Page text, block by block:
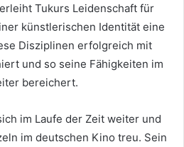
Tukurs Leidenschaft für
künstlerischen Identität eine
Disziplinen erfolgreich mit
und so seine Fähigkeiten im
bereichert.
im Laufe der Zeit weiter und
im deutschen Kino treu. Sein